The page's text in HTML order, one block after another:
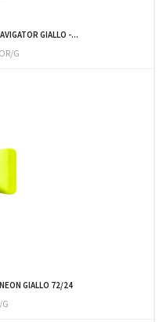
GIALLO -...
G
GIALLO 72/24